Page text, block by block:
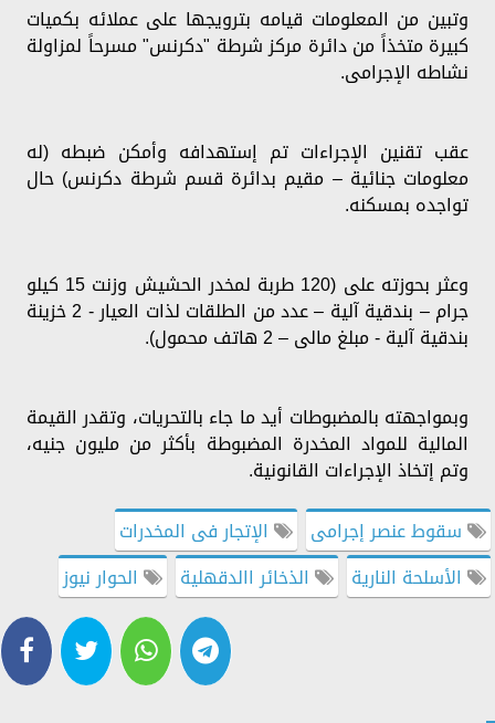
وتبين من المعلومات قيامه بترويجها على عملائه بكميات
كبيرة متخذاً من دائرة مركز شرطة "دكرنس" مسرحاً لمزاولة
نشاطه الإجرامى.
عقب تقنين الإجراءات تم إستهدافه وأمكن ضبطه (له
معلومات جنائية – مقيم بدائرة قسم شرطة دكرنس) حال
تواجده بمسكنه.
وعثر بحوزته على (120 طربة لمخدر الحشيش وزنت 15 كيلو
جرام – بندقية آلية – عدد من الطلقات لذات العيار - 2 خزينة
بندقية آلية - مبلغ مالى – 2 هاتف محمول).
وبمواجهته بالمضبوطات أيد ما جاء بالتحريات، وتقدر القيمة
المالية للمواد المخدرة المضبوطة بأكثر من مليون جنيه،
وتم إتخاذ الإجراءات القانونية.
سقوط عنصر إجرامى
الإتجار فى المخدرات
الأسلحة النارية
الذخائر االدقهلية الحوار نيوز